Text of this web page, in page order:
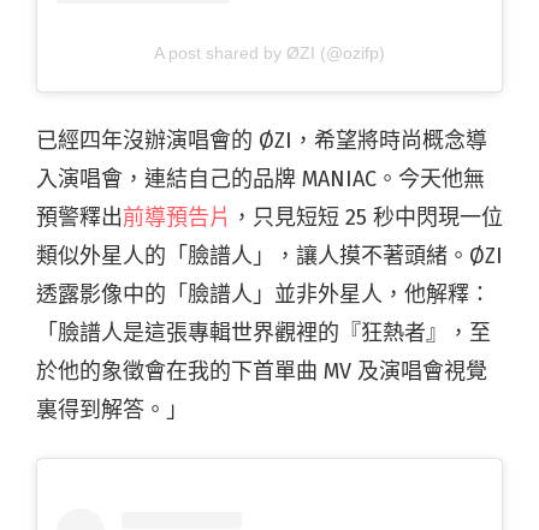
A post shared by ØZI (@ozifp)
已經四年沒辦演唱會的 ØZI，希望將時尚概念導
入演唱會，連結自己的品牌 MANIAC。今天他無
預警釋出前導預告片 ，只見短短 25 秒中閃現一位
類似外星人的「臉譜人」，讓人摸不著頭緒。ØZI
透露影像中的「臉譜人」並非外星人，他解釋：
「臉譜人是這張專輯世界觀裡的『狂熱者』，至
於他的象徵會在我的下首單曲 MV 及演唱會視覺
裏得到解答。」